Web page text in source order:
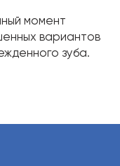
момент
вариантов
зуба.